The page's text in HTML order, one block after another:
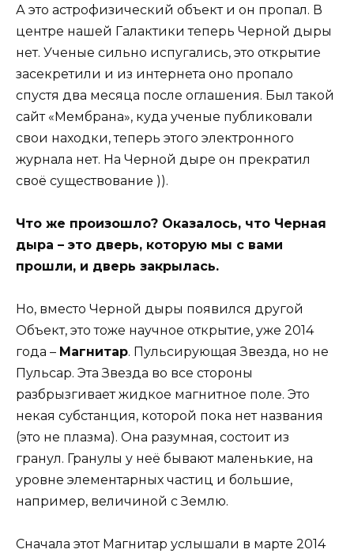
А это астрофизический объект и он пропал. В
центре нашей Галактики теперь Черной дыры
нет. Ученые сильно испугались, это открытие
засекретили и из интернета оно пропало
спустя два месяца после оглашения. Был такой
сайт «Мембрана», куда ученые публиковали
свои находки, теперь этого электронного
журнала нет. На Черной дыре он прекратил
своё существование )).
Что же произошло? Оказалось, что Черная
дыра – это дверь, которую мы с вами
прошли, и дверь закрылась.
Но, вместо Черной дыры появился другой
Объект, это тоже научное открытие, уже 2014
года – Магнитар. Пульсирующая Звезда, но не
Пульсар. Эта Звезда во все стороны
разбрызгивает жидкое магнитное поле. Это
некая субстанция, которой пока нет названия
(это не плазма). Она разумная, состоит из
гранул. Гранулы у неё бывают маленькие, на
уровне элементарных частиц и большие,
например, величиной с Землю.
Сначала этот Магнитар услышали в марте 2014